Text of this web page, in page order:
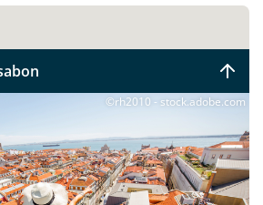
©rh2010 - stock.adobe.com